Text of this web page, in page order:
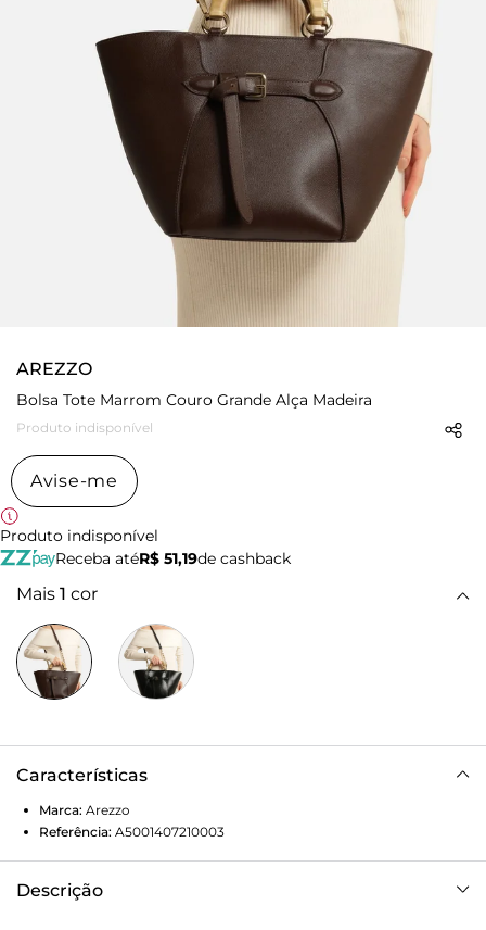
AREZZO
Bolsa Tote Marrom Couro Grande Alça Madeira
Produto indisponível
Avise-me
Produto indisponível
Receba atéR$ 51,19de cashback
Mais 1 cor
Características
Marca: Arezzo
Referência: A5001407210003
Descrição